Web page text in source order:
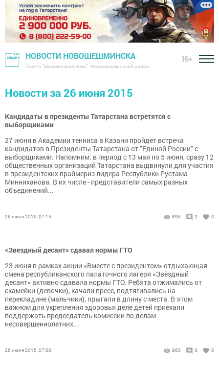
НОВОСТИ НОВОШЕШМИНСКА
Газета "Шешминская новь" - Новошешминский район
16+
Новости за 26 июня 2015
Кандидаты в президенты Татарстана встретятся с
выборщиками
27 июня в Академии тенниса в Казани пройдет встреча
кандидатов в Президенты Татарстана от "Единой России" с
выборщиками. Напомним: в период с 13 мая по 5 июня, сразу 12
общественных организаций Татарстана выдвинули для участия
в президентских праймериз лидера Республики Рустама
Минниханова. В их числе - представители самых разных
объединений...
26 июня 2015, 07:15 896 0 0
«Звездный десант» сдавал нормы ГТО
23 июня в рамках акции «Вместе с президентом» отдыхающая
смена республиканского палаточного лагеря «Звёздный
десант» активно сдавала нормы ГТО. Ребята отжимались от
скамейки (девочки), качали пресс, подтягивались на
перекладине (мальчики), прыгали в длину с места. В этом
важном для укрепления здоровья деле детей приехали
поддержать председатель комиссии по делам
несовершеннолетних...
26 июня 2015, 07:00 860 0 0